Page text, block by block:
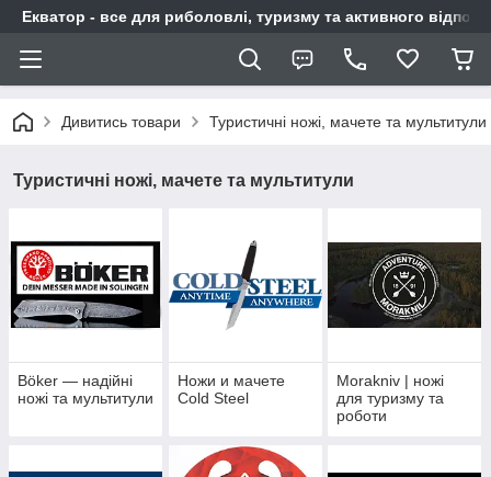
Екватор - все для риболовлі, туризму та активного
Дивитись товари Туристичні ножі, мачете та мультитули
Туристичні ножі, мачете та мультитули
Böker — надійні
ножі та мультитули
Ножи и мачете
Cold Steel
Morakniv | ножі
для туризму та
роботи